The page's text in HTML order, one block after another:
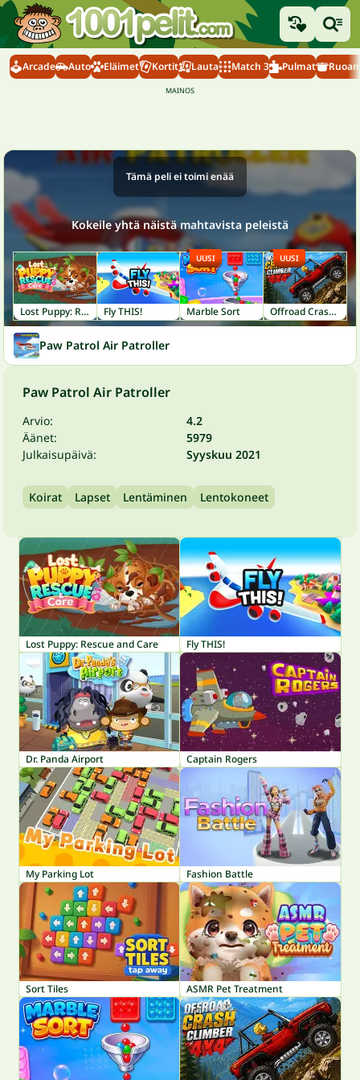
Arcade Auto Eläimet Kortit Lauta Match 3 Pulmat
Tämä peli ei toimi enää
Kokeile yhtä näistä mahtavista peleistä
Lost Puppy: Rescue and Care Fly THIS! Marble Sort
UUSI
Offroad Crash Climber 4X4
UUSI
Paw Patrol Air Patroller
Paw Patrol Air Patroller
Arvio:
4.2
Äänet:
5979
Julkaisupäivä:
Syyskuu 2021
Koirat Lapset Lentäminen Lentokoneet
Lost Puppy: Rescue and Care Fly THIS!
Dr. Panda Airport Captain Rogers
My Parking Lot Fashion Battle
Sort Tiles ASMR Pet Treatment